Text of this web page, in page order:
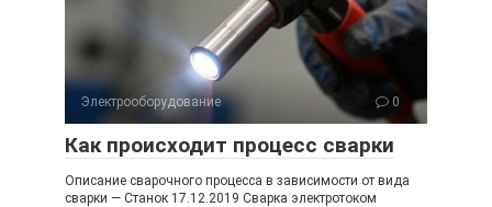
Электрооборудование 0
Как происходит процесс сварки
Описание сварочного процесса в зависимости от вида
сварки — Станок 17.12.2019 Сварка электротоком